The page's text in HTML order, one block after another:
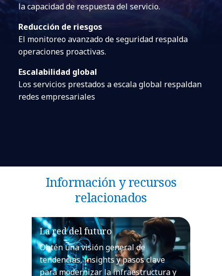
la capacidad de respuesta del servicio.
Reducción de riesgos
El monitoreo avanzado de seguridad respalda
operaciones proactivas.
Escalabilidad global
Los servicios prestados a escala global respaldan
redes empresariales
Información y recursos
relacionados
La red del futuro
Obtén una visión general de
tendencias, insights y pasos clave
para modernizar la infraestructura y